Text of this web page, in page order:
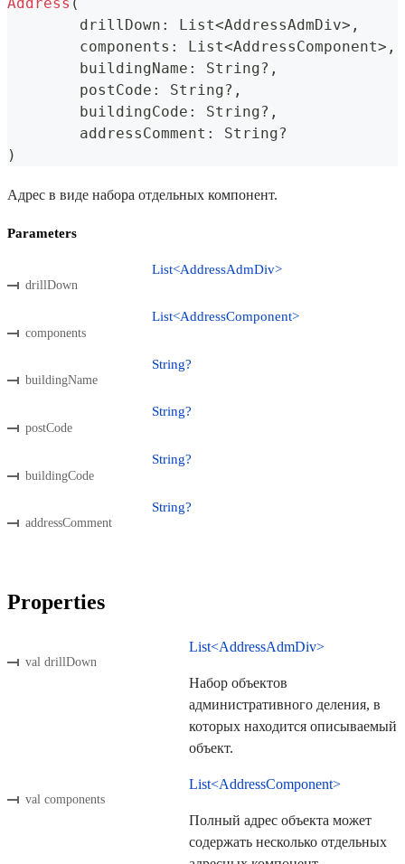
	drillDown
: List<AddressAdmDiv> ,
	components
: List<AddressComponent> ,
	buildingName
: String? ,
	postCode
: String? ,
	buildingCode
: String? ,
	addressComment
: String?
)
Адрес в виде набора отдельных компонент.
Parameters
drillDown
List<AddressAdmDiv>
components
List<AddressComponent>
buildingName
String?
postCode
String?
buildingCode
String?
addressComment
String?
Properties
val drillDown
List<AddressAdmDiv>
Набор объектов
административного деления, в
которых находится описываемый
объект.
val components
List<AddressComponent>
Полный адрес объекта может
содержать несколько отдельных